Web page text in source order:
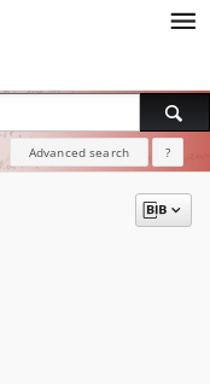
Advanced search ?